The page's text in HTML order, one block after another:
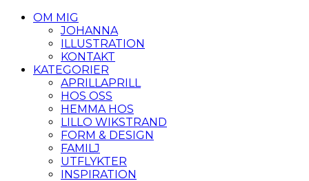
OM MIG
JOHANNA
ILLUSTRATION
KONTAKT
KATEGORIER
APRILLAPRILL
HOS OSS
HEMMA HOS
LILLO WIKSTRAND
FORM & DESIGN
FAMILJ
UTFLYKTER
INSPIRATION